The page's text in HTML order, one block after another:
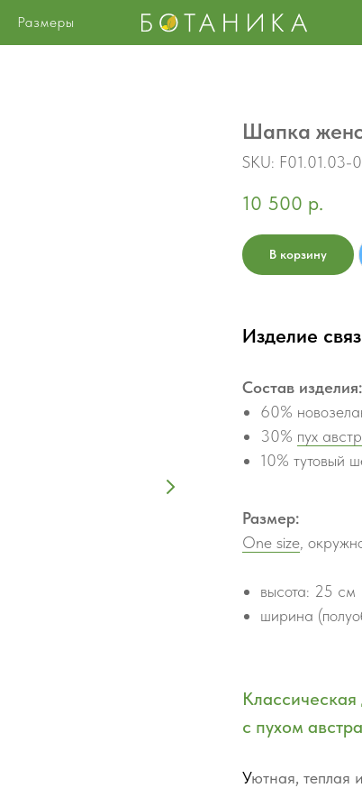
Размеры
Шапка
SKU: F01.01.03-
10 500 р.
В корзину
Изделие
Состав изделия:
60%
30% пух
10% тутовый
Размер:
One size ,
высота: 25 см
ширина
с пухом
Уютная, теплая